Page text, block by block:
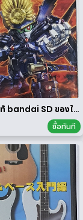
Gundam แท้ bandai SD ของใหม่
ซื้อทันที